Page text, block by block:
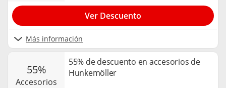
Más información
Ver Descuento
55%
accesorios
55% de descuento en accesorios de
Hunkemöller